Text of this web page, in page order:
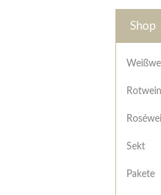
Shop
Sekt
Pakete